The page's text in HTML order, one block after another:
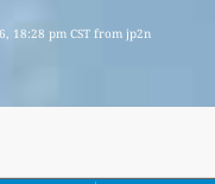
18:28 pm CST from jp2n